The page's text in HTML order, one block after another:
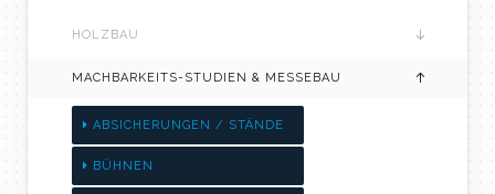
HOLZBAU
MACHBARKEITS-STUDIEN & MESSEBAU
ABSICHERUNGEN / STÄNDE
BÜHNEN